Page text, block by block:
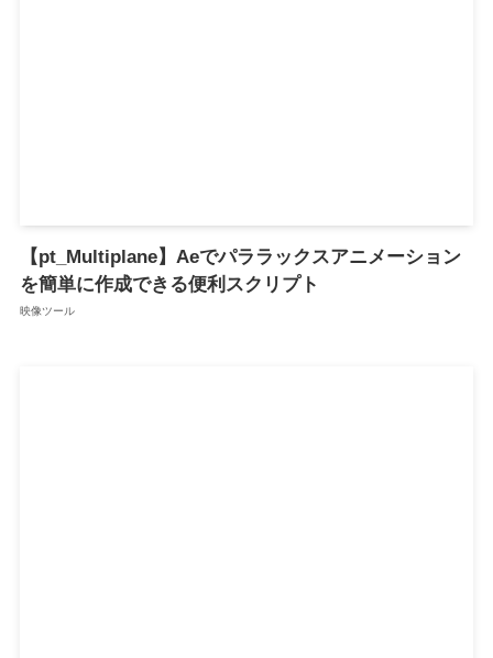
【pt_Multiplane】Aeでパララックスアニメーション
を簡単に作成できる便利スクリプト
映像ツール